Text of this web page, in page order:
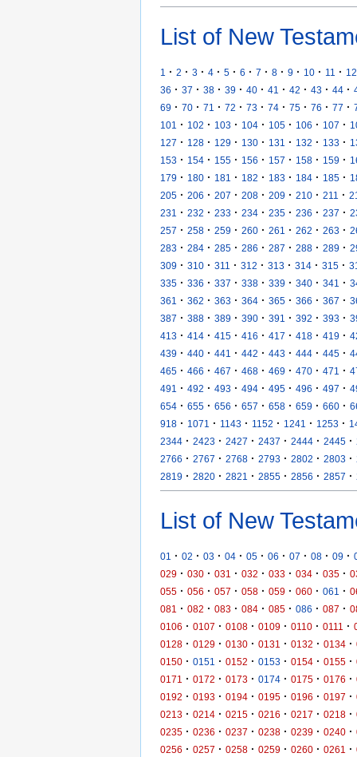
List of New
1 · 2 · 3 · 4 · 5 · 6 · 7 · 8 · 9 · 10 · 11 · 12
36 · 37 · 38 · 39 · 40 · 41 · 42 · 43 · 44 ·
69 · 70 · 71 · 72 · 73 · 74 · 75 · 76 · 77 ·
101
· 102 · 103 · 104 · 105 · 106 · 107 ·
127 · 128 · 129 · 130 · 131 · 132 · 133 ·
153 · 154 · 155 · 156 · 157 · 158 · 159 ·
179 · 180 · 181 · 182 · 183 · 184 · 185 ·
205 · 206 · 207 · 208 · 209 · 210 · 211 ·
231
· 232 · 233 · 234 · 235 · 236 · 237 ·
257 · 258 · 259 · 260 · 261 · 262 · 263 ·
283 · 284 · 285 · 286 · 287 · 288 · 289 ·
309 · 310 · 311 · 312 · 313 · 314 · 315 ·
335 · 336 · 337 · 338 · 339 · 340 · 341 ·
361
· 362 · 363 · 364 · 365 · 366 · 367 ·
387 · 388 · 389 · 390 · 391 · 392 · 393 ·
413 · 414 · 415 · 416 · 417 · 418 · 419 ·
439 · 440 · 441 · 442 · 443 · 444 · 445 ·
465 · 466 · 467 · 468 · 469 · 470 · 471 ·
491
· 492 · 493 · 494 · 495 · 496 · 497 ·
654 · 655 · 656 · 657 · 658 · 659 · 660 ·
918 · 1071 · 1143 · 1152 · 1241 · 1253 ·
2344 · 2423 · 2427 · 2437 · 2444 · 2445 ·
2766 · 2767 · 2768 · 2793 · 2802 · 2803 ·
2819 · 2820 · 2821 · 2855 · 2856 · 2857 ·
List of New
01 · 02 · 03 · 04 · 05 · 06 · 07 · 08 · 09 ·
029 · 030 · 031 · 032 · 033 · 034 · 035 ·
055 · 056 · 057 · 058 · 059 · 060 · 061 ·
081
· 082 · 083 · 084 · 085 · 086 · 087 ·
0106 · 0107 · 0108 · 0109 · 0110 · 0111 ·
0128 · 0129 · 0130 · 0131 · 0132 · 0134 ·
0150 · 0151 · 0152 · 0153 · 0154 · 0155 ·
0171
· 0172 · 0173 · 0174 · 0175 · 0176 ·
0192 · 0193 · 0194 · 0195 · 0196 · 0197 ·
0213 · 0214 · 0215 · 0216 · 0217 · 0218 ·
0235 · 0236 · 0237 · 0238 · 0239 · 0240 ·
0256 · 0257 · 0258 · 0259 · 0260 · 0261 ·